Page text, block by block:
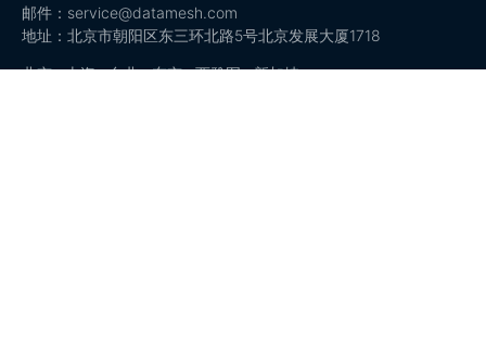
邮件：service@datamesh.com
地址：北京市朝阳区东三环北路5号北京发展大厦1718
北京 · 上海 · 台北 · 东京 · 西雅图 · 新加坡